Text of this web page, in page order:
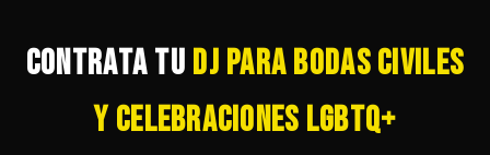
de última hora.
Contrata tu DJ para Bodas Civiles
y Celebraciones LGBTQ+